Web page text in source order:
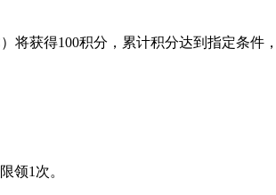
将获得100积分，累计积分达到指定条件
领1次。